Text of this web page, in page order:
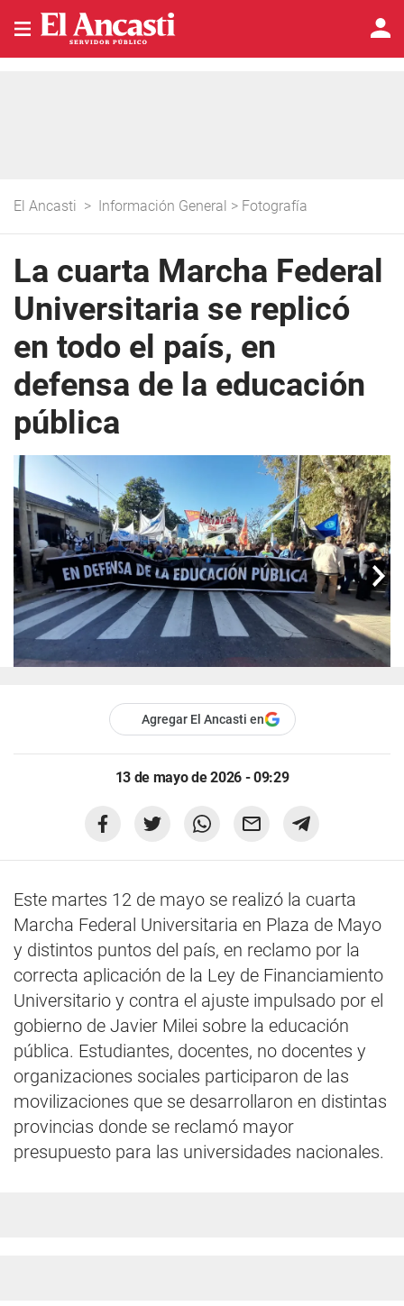
El Ancasti > Información General > Fotografía
La cuarta Marcha Federal
Universitaria se replicó
en todo el país, en
defensa de la educación
pública
Agregar El Ancasti en
13 de mayo de 2026 - 09:29
Este martes 12 de mayo se realizó la cuarta
Marcha Federal Universitaria en Plaza de Mayo
y distintos puntos del país, en reclamo por la
correcta aplicación de la Ley de Financiamiento
Universitario y contra el ajuste impulsado por el
gobierno de Javier Milei sobre la educación
pública. Estudiantes, docentes, no docentes y
organizaciones sociales participaron de las
movilizaciones que se desarrollaron en distintas
provincias donde se reclamó mayor
presupuesto para las universidades nacionales.